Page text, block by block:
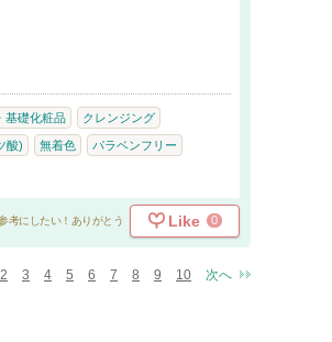
基礎化粧品 クレンジング
酸) 無着色 パラベンフリー
考にしたい！ありがとう Like 0
2 3 4 5 6 7 8 9 10 次へ